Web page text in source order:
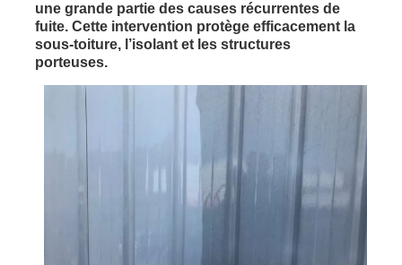
une grande partie des causes récurrentes de
fuite. Cette intervention protège efficacement la
sous-toiture, l’isolant et les structures
porteuses.